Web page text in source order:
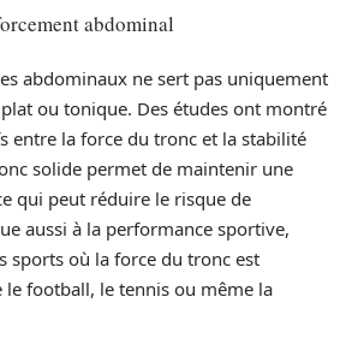
abdominal
abdominaux ne sert pas uniquement
ou tonique. Des études ont montré
entre la force du tronc et la stabilité
solide permet de maintenir une
qui peut réduire le risque de
aussi à la performance sportive,
sports où la force du tronc est
football, le tennis ou même la